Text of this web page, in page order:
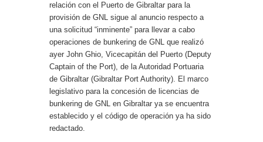
relación con el Puerto de Gibraltar para la
provisión de GNL sigue al anuncio respecto a
una solicitud “inminente” para llevar a cabo
operaciones de bunkering de GNL que realizó
ayer John Ghio, Vicecapitán del Puerto (Deputy
Captain of the Port), de la Autoridad Portuaria
de Gibraltar (Gibraltar Port Authority). El marco
legislativo para la concesión de licencias de
bunkering de GNL en Gibraltar ya se encuentra
establecido y el código de operación ya ha sido
redactado.